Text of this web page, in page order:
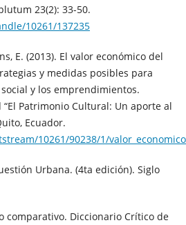
23(2): 33-50.
10261/137235
E. (2013). El valor económico del
y medidas posibles para
y los emprendimientos.
Patrimonio Cultural: Un aporte al
Ecuador.
10261/90238/1/
Urbana. (4ta edición). Siglo
comparativo. Diccionario Crítico de